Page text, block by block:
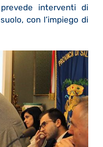
prevede interventi di
con l’impiego di